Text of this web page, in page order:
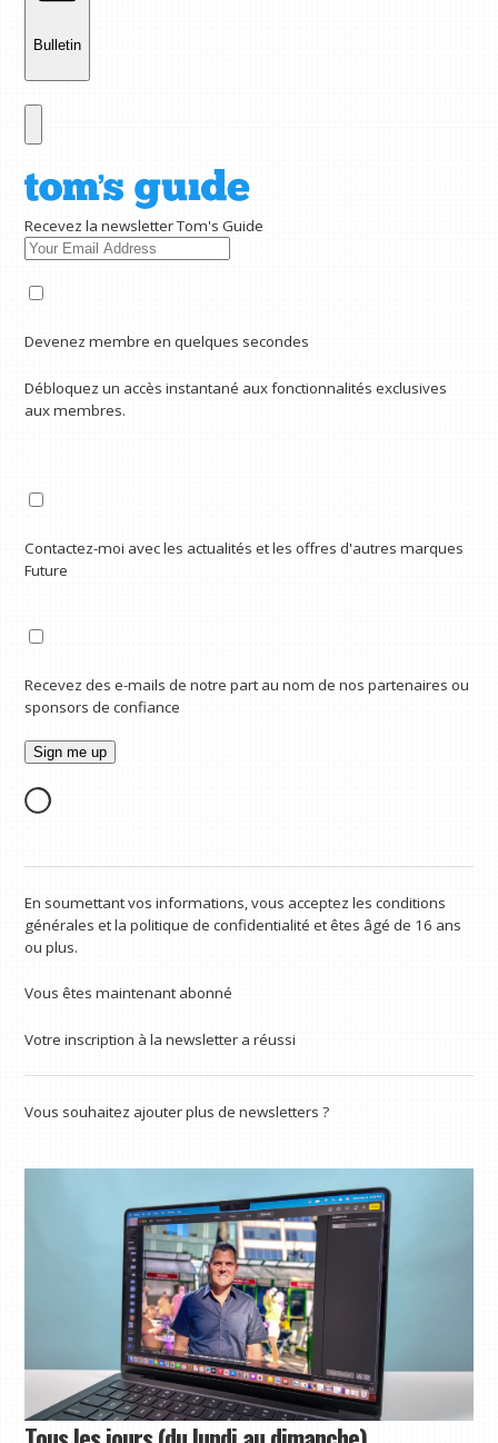
Bulletin
Recevez la newsletter Tom's Guide
Devenez membre en quelques secondes
Débloquez un accès instantané aux fonctionnalités exclusives
aux membres.
Contactez-moi avec les actualités et les offres d'autres marques
Future
Recevez des e-mails de notre part au nom de nos partenaires ou
sponsors de confiance
En soumettant vos informations, vous acceptez les conditions
générales et la politique de confidentialité et êtes âgé de 16 ans
ou plus.
Vous êtes maintenant abonné
Votre inscription à la newsletter a réussi
Vous souhaitez ajouter plus de newsletters ?